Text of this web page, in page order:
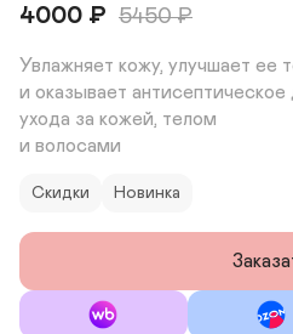
4000 ₽ 5450₽
Увлажняет кожу, улучшает ее
и оказывает
ухода за кожей, телом
и волосами
Скидки Новинка